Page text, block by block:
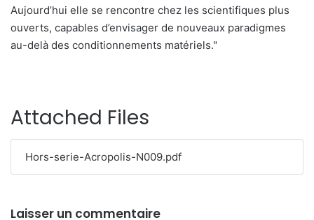
Aujourd’hui elle se rencontre chez les scientifiques plus
ouverts, capables d’envisager de nouveaux paradigmes
au-delà des conditionnements matériels."
Attached Files
Hors-serie-Acropolis-N009.pdf
Laisser un commentaire